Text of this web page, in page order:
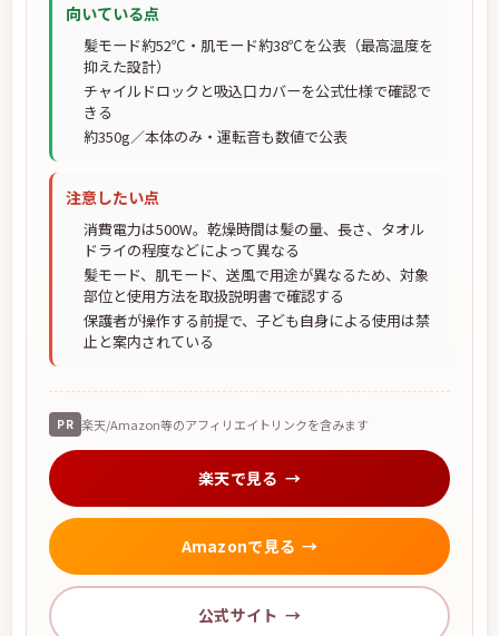
向いている点
髪モード約52℃・肌モード約38℃を公表（最高温度を
抑えた設計）
チャイルドロックと吸込口カバーを公式仕様で確認で
きる
約350g／本体のみ・運転音も数値で公表
注意したい点
消費電力は500W。乾燥時間は髪の量、長さ、タオル
ドライの程度などによって異なる
髪モード、肌モード、送風で用途が異なるため、対象
部位と使用方法を取扱説明書で確認する
保護者が操作する前提で、子ども自身による使用は禁
止と案内されている
PR 楽天/Amazon等のアフィリエイトリンクを含みます
楽天で見る
Amazonで見る
公式サイト